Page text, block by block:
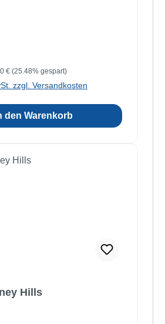
Preis:
€ (25.48% gespart)
zzgl. Versandkosten
den Warenkorb
Hills